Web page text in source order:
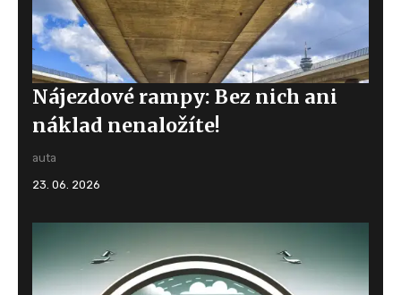
Nájezdové rampy: Bez nich ani
náklad nenaložíte!
auta
23. 06. 2026